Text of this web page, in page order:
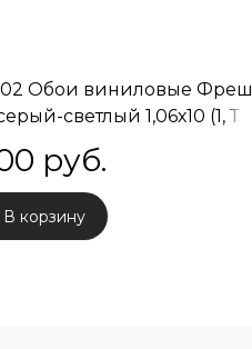
Обои виниловые Фреш
светлый 1,06х10 (1, Т
стыковка
руб.
В корзину